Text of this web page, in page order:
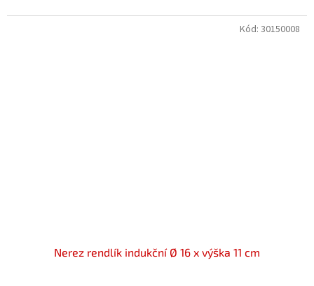
Nerez rendlík indukční Ø 16 x výška 11 cm
Kód: 30150008